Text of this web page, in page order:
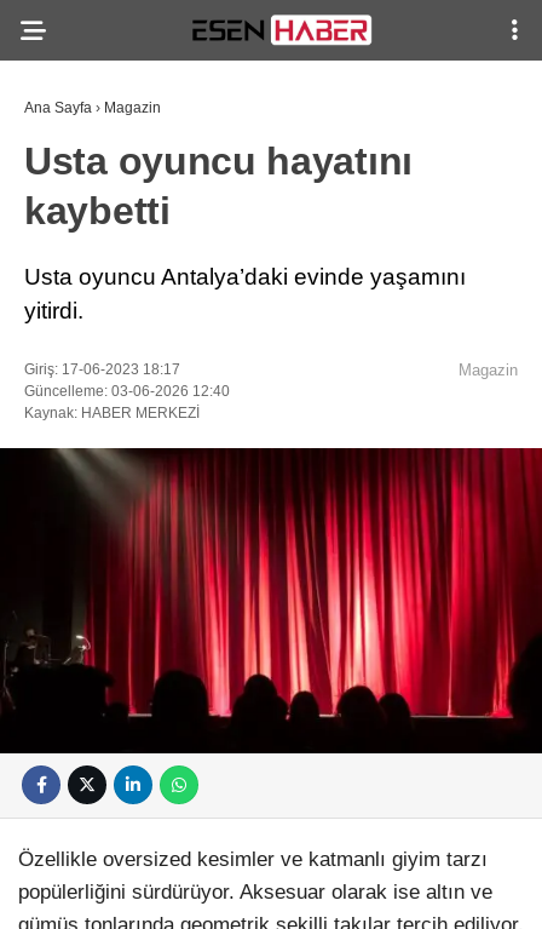
Ana Sayfa › Magazin
Usta oyuncu hayatını
kaybetti
Usta oyuncu Antalya’daki evinde yaşamını
yitirdi.
Giriş: 17-06-2023 18:17
Güncelleme: 03-06-2026 12:40
Kaynak: HABER MERKEZİ
Magazin
Özellikle oversized kesimler ve katmanlı giyim tarzı
popülerliğini sürdürüyor. Aksesuar olarak ise altın ve